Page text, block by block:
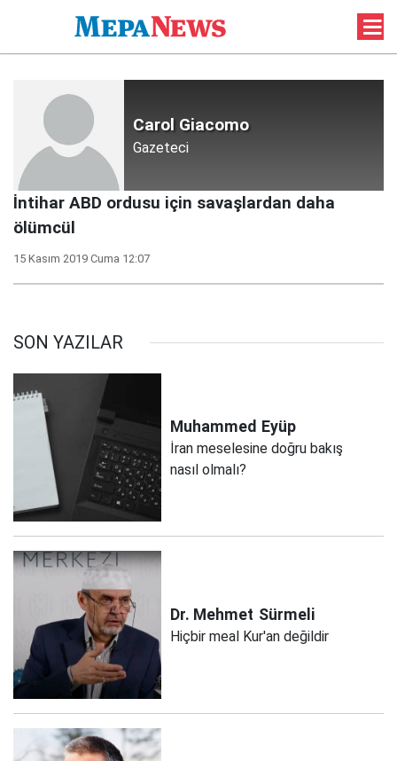
Carol Giacomo
Gazeteci
İntihar ABD ordusu için savaşlardan daha
ölümcül
15 Kasım 2019 Cuma 12:07
SON YAZILAR
Muhammed Eyüp
İran meselesine doğru bakış
nasıl olmalı?
Dr. Mehmet Sürmeli
Hiçbir meal Kur'an değildir